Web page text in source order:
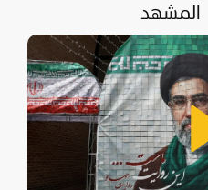
المشهد